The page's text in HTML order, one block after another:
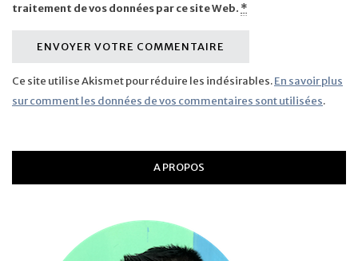
traitement de vos données par ce site Web. *
Ce site utilise Akismet pour réduire les indésirables.En savoir plus
sur comment les données de vos commentaires sont utilisées.
A PROPOS